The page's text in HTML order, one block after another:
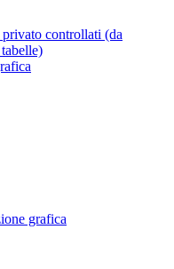
controllati (da
grafica